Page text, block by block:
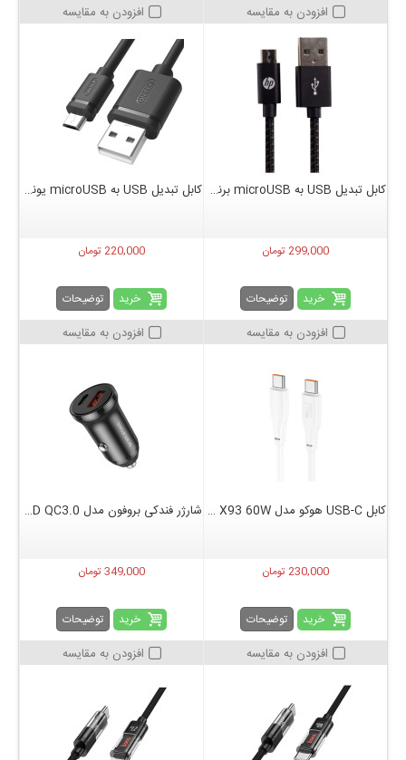
افزودن به مقایسه افزودن به مقایسه
کابل تبدیل USB به microUSB برند HP مدل Pro طول 2 متر
299,000 تومان
خرید توضیحات
افزودن به مقایسه
کابل تبدیل USB به microUSB یونیتک مدل Y-C434GBK طول 1.5 متر
220,000 تومان
خرید توضیحات
افزودن به مقایسه
کابل USB-C هوکو مدل X93 60W طول 1 متر
230,000 تومان
خرید توضیحات
افزودن به مقایسه
شارژر فندکی بروفون مدل BZ18A 20W PD QC3.0
349,000 تومان
خرید توضیحات
افزودن به مقایسه